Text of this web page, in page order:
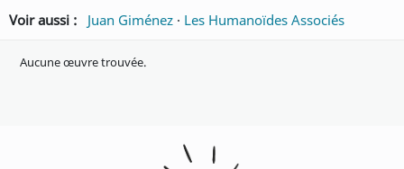
Voir aussi : Juan Giménez · Les Humanoïdes Associés
Aucune œuvre trouvée.